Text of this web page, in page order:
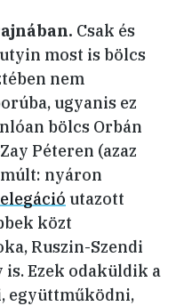
Csak és
most is bölcs
nem
ugyanis ez
bölcs Orbán
Péteren (azaz
nyáron
utazott
közt
Ruszin-Szendi
Ezek odaküldik a
együttműködni,